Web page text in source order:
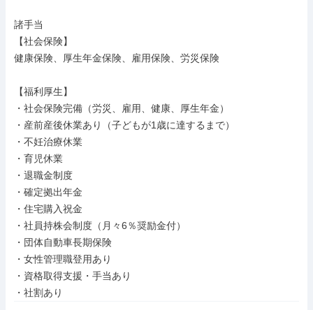
諸手当
【社会保険】
健康保険、厚生年金保険、雇用保険、労災保険
【福利厚生】
・社会保険完備（労災、雇用、健康、厚生年金）
・産前産後休業あり（子どもが1歳に達するまで）
・不妊治療休業
・育児休業
・退職金制度
・確定拠出年金
・住宅購入祝金
・社員持株会制度（月々6％奨励金付）
・団体自動車長期保険
・女性管理職登用あり
・資格取得支援・手当あり
・社割あり